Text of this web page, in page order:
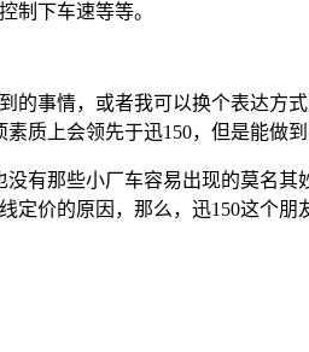
制下车速等等。
事情，或者我可以换个表达方
质上会领先于迅150，但是能做到
那些小厂车容易出现的莫名其
价的原因，那么，迅150这个朋